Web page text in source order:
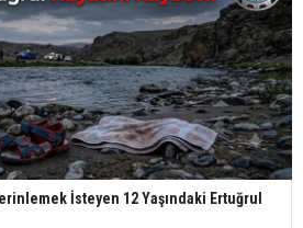
İsteyen 12 Yaşındaki Ertuğrul